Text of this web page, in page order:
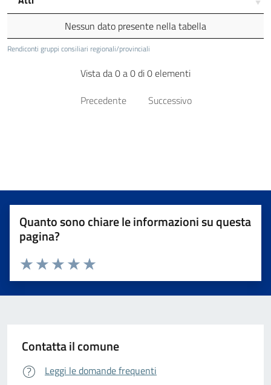
Rendiconti gruppi consiliari regionali/provinciali
Nessun dato presente nella tabella
Vista da 0 a 0 di 0 elementi
Precedente
Successivo
Quanto sono chiare le informazioni su questa
pagina?
Valuta da 1 a 5 stelle la pagina
Valuta 5 stelle su 5
Valuta 4 stelle su 5
Valuta 3 stelle su 5
Valuta 2 stelle su 5
Valuta 1 stelle su 5
Contatta il comune
Leggi le domande frequenti